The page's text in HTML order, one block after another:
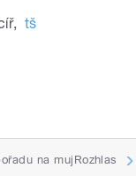
, tš
na mujRozhlas